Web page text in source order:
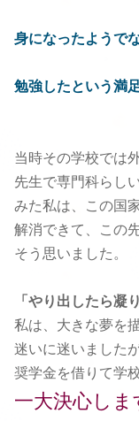
身になったようで
勉強したという満
当時その学校では
先生で専門科らし
みた私は、この国
解消できて、この
そう思いました。
「やり出したら凝
私は、大きな夢を描
迷いに迷いました
奨学金を借りて学
一大決心しま